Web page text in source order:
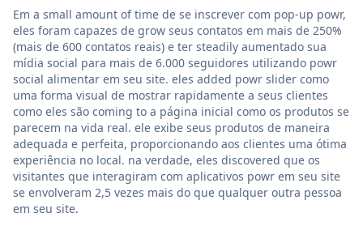
Em a small amount of time de se inscrever com pop-up powr,
eles foram capazes de grow seus contatos em mais de 250%
(mais de 600 contatos reais) e ter steadily aumentado sua
mídia social para mais de 6.000 seguidores utilizando powr
social alimentar em seu site. eles added powr slider como
uma forma visual de mostrar rapidamente a seus clientes
como eles são coming to a página inicial como os produtos se
parecem na vida real. ele exibe seus produtos de maneira
adequada e perfeita, proporcionando aos clientes uma ótima
experiência no local. na verdade, eles discovered que os
visitantes que interagiram com aplicativos powr em seu site
se envolveram 2,5 vezes mais do que qualquer outra pessoa
em seu site.